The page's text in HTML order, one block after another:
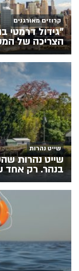
קרוזים מאורגנים
"גידול דרמטי
הצריכה של
שייט נהרות
שייט נהרות
בנהר. רק אחד